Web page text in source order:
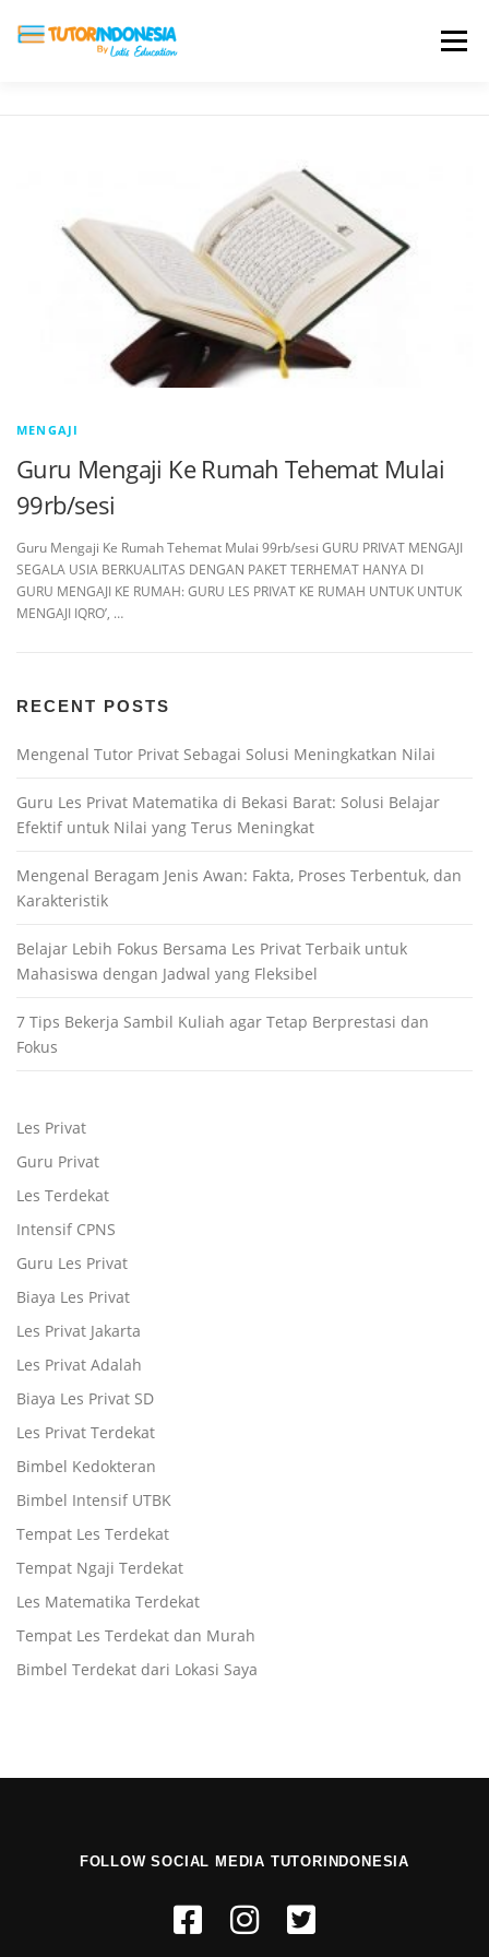
Menu
TESTIMONI PROFIL ALUMNI
DAFTAR SEKOLAH
MENGAJI
Guru Mengaji Ke Rumah Tehemat Mulai
99rb/sesi
Guru Mengaji Ke Rumah Tehemat Mulai 99rb/sesi GURU PRIVAT MENGAJI
SEGALA USIA BERKUALITAS DENGAN PAKET TERHEMAT HANYA DI
GURU MENGAJI KE RUMAH: GURU LES PRIVAT KE RUMAH UNTUK UNTUK
MENGAJI IQRO’, …
RECENT POSTS
Mengenal Tutor Privat Sebagai Solusi Meningkatkan Nilai
Guru Les Privat Matematika di Bekasi Barat: Solusi Belajar
Efektif untuk Nilai yang Terus Meningkat
Mengenal Beragam Jenis Awan: Fakta, Proses Terbentuk, dan
Karakteristik
Belajar Lebih Fokus Bersama Les Privat Terbaik untuk
Mahasiswa dengan Jadwal yang Fleksibel
7 Tips Bekerja Sambil Kuliah agar Tetap Berprestasi dan
Fokus
Les Privat
Guru Privat
Les Terdekat
Intensif CPNS
Guru Les Privat
Biaya Les Privat
Les Privat Jakarta
Les Privat Adalah
Biaya Les Privat SD
Les Privat Terdekat
Bimbel Kedokteran
Bimbel Intensif UTBK
Tempat Les Terdekat
Tempat Ngaji Terdekat
Les Matematika Terdekat
Tempat Les Terdekat dan Murah
Bimbel Terdekat dari Lokasi Saya
FOLLOW SOCIAL MEDIA TUTORINDONESIA